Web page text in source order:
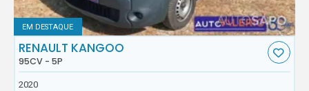
EM DESTAQUE
RENAULT KANGOO
95CV - 5P
2020